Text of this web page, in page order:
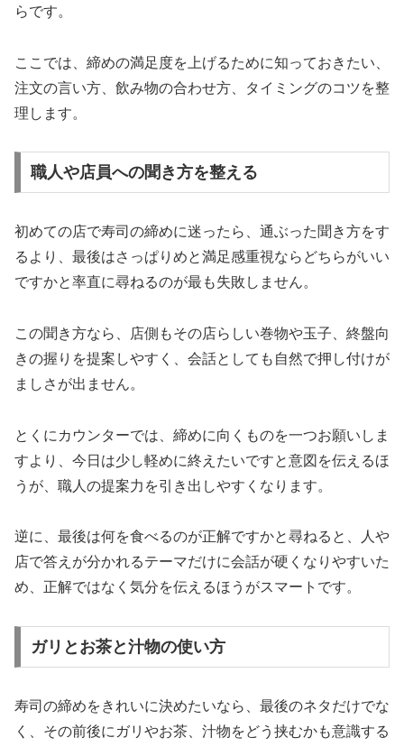
らです。
ここでは、締めの満足度を上げるために知っておきたい、
注文の言い方、飲み物の合わせ方、タイミングのコツを整
理します。
職人や店員への聞き方を整える
初めての店で寿司の締めに迷ったら、通ぶった聞き方をす
るより、最後はさっぱりめと満足感重視ならどちらがいい
ですかと率直に尋ねるのが最も失敗しません。
この聞き方なら、店側もその店らしい巻物や玉子、終盤向
きの握りを提案しやすく、会話としても自然で押し付けが
ましさが出ません。
とくにカウンターでは、締めに向くものを一つお願いしま
すより、今日は少し軽めに終えたいですと意図を伝えるほ
うが、職人の提案力を引き出しやすくなります。
逆に、最後は何を食べるのが正解ですかと尋ねると、人や
店で答えが分かれるテーマだけに会話が硬くなりやすいた
め、正解ではなく気分を伝えるほうがスマートです。
ガリとお茶と汁物の使い方
寿司の締めをきれいに決めたいなら、最後のネタだけでな
く、その前後にガリやお茶、汁物をどう挟むかも意識する